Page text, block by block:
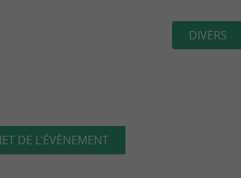
DIVERS
DE L'ÉVÈNEMENT